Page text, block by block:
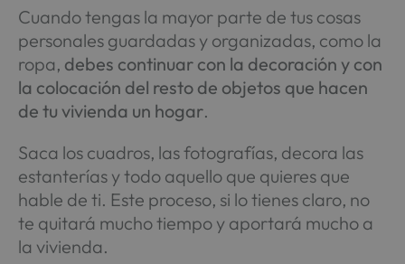
Cuando tengas la mayor parte de tus cosas
personales guardadas y organizadas, como la
ropa, debes continuar con la decoración y con
la colocación del resto de objetos que hacen
de tu vivienda un hogar.
Saca los cuadros, las fotografías, decora las
estanterías y todo aquello que quieres que
hable de ti. Este proceso, si lo tienes claro, no
te quitará mucho tiempo y aportará mucho a
la vivienda.